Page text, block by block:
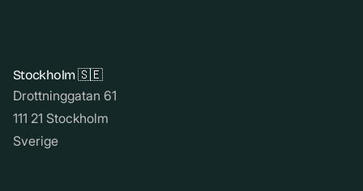
Stockholm 🇸🇪
Drottninggatan 61
111 21 Stockholm
Sverige